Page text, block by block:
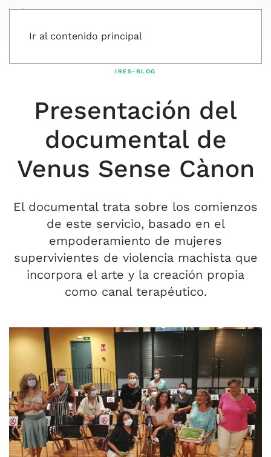
Ir al contenido principal
IRES-BLOG
Presentación del
documental de
Venus Sense Cànon
El documental trata sobre los comienzos
de este servicio, basado en el
empoderamiento de mujeres
supervivientes de violencia machista que
incorpora el arte y la creación propia
como canal terapéutico.